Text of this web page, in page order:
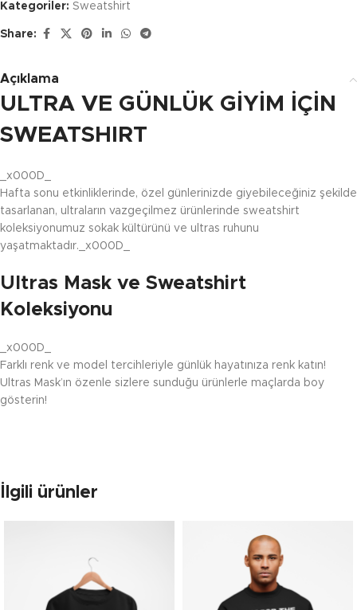
Kategoriler: Sweatshirt
Share:
Açıklama
ULTRA VE GÜNLÜK GİYİM İÇİN
SWEATSHIRT
_x000D_
Hafta sonu etkinliklerinde, özel günlerinizde giyebileceğiniz şekilde
tasarlanan, ultraların vazgeçilmez ürünlerinde sweatshirt
koleksiyonumuz sokak kültürünü ve ultras ruhunu
yaşatmaktadır._x000D_
Ultras Mask ve Sweatshirt
Koleksiyonu
_x000D_
Farklı renk ve model tercihleriyle günlük hayatınıza renk katın!
Ultras Mask’ın özenle sizlere sunduğu ürünlerle maçlarda boy
gösterin!
İlgili ürünler